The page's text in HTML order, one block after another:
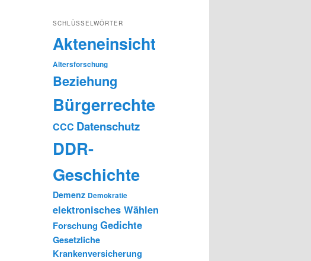
SCHLÜSSELWÖRTER
Akteneinsicht
Altersforschung
Beziehung
Bürgerrechte
CCC Datenschutz
DDR-
Geschichte
Demenz Demokratie
elektronisches Wählen
Forschung Gedichte
Gesetzliche
Krankenversicherung